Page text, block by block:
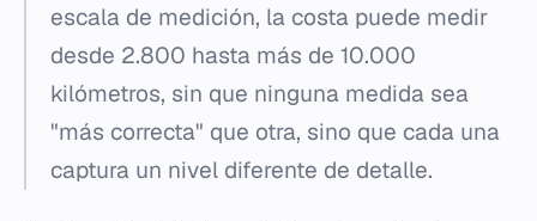
escala de medición, la costa puede medir
desde 2.800 hasta más de 10.000
kilómetros, sin que ninguna medida sea
"más correcta" que otra, sino que cada una
captura un nivel diferente de detalle.